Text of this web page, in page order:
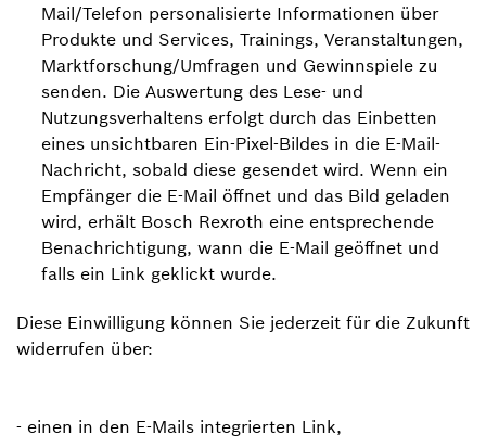
Mail/Telefon personalisierte Informationen über
Produkte und Services, Trainings, Veranstaltungen,
Marktforschung/Umfragen und Gewinnspiele zu
senden. Die Auswertung des Lese- und
Nutzungsverhaltens erfolgt durch das Einbetten
eines unsichtbaren Ein-Pixel-Bildes in die E-Mail-
Nachricht, sobald diese gesendet wird. Wenn ein
Empfänger die E-Mail öffnet und das Bild geladen
wird, erhält Bosch Rexroth eine entsprechende
Benachrichtigung, wann die E-Mail geöffnet und
falls ein Link geklickt wurde.
Diese Einwilligung können Sie jederzeit für die Zukunft
widerrufen über:
- einen in den E-Mails integrierten Link,